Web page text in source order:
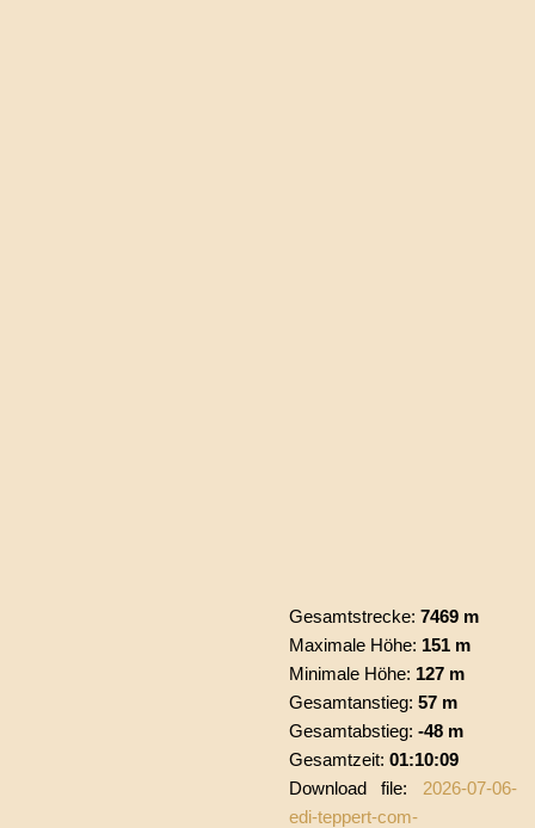
Gesamtstrecke: 7469 m
Maximale Höhe: 151 m
Minimale Höhe: 127 m
Gesamtanstieg: 57 m
Gesamtabstieg: -48 m
Gesamtzeit: 01:10:09
Download file: 2026-07-06-
edi-teppert-com-